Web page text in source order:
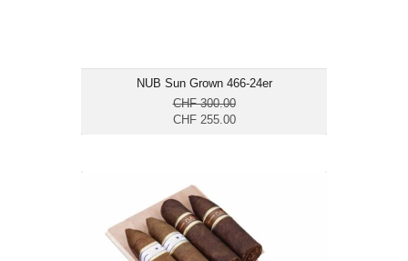
NUB Sun Grown 466-24er
CHF 300.00
CHF 255.00
NUB Sampler Kistchen-8er
CHF 74.80
Format: Short Gordo